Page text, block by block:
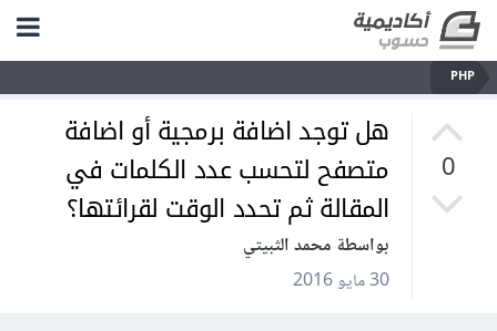
PHP
0
هل توجد اضافة برمجية أو اضافة
متصفح لتحسب عدد الكلمات في
المقالة ثم تحدد الوقت لقرائتها؟
بواسطة محمد الثبيتي
30 مايو 2016